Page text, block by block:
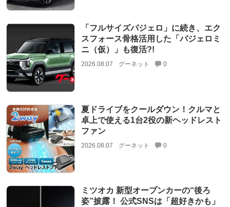
「フルサイズパジェロ」に続き、エク
スフォース骨格活用した「パジェロミ
ニ（仮）」も復活?!
2026.08.07 グーネット 0
夏ドライブをクールダウン！クルマと
卓上で使える1台2役の新ヘッドレスト
ファン
2026.08.07 グーネット 0
ミツオカ 新型オープンカーの“後ろ
姿”披露！ 公式SNSは「超好きかも」